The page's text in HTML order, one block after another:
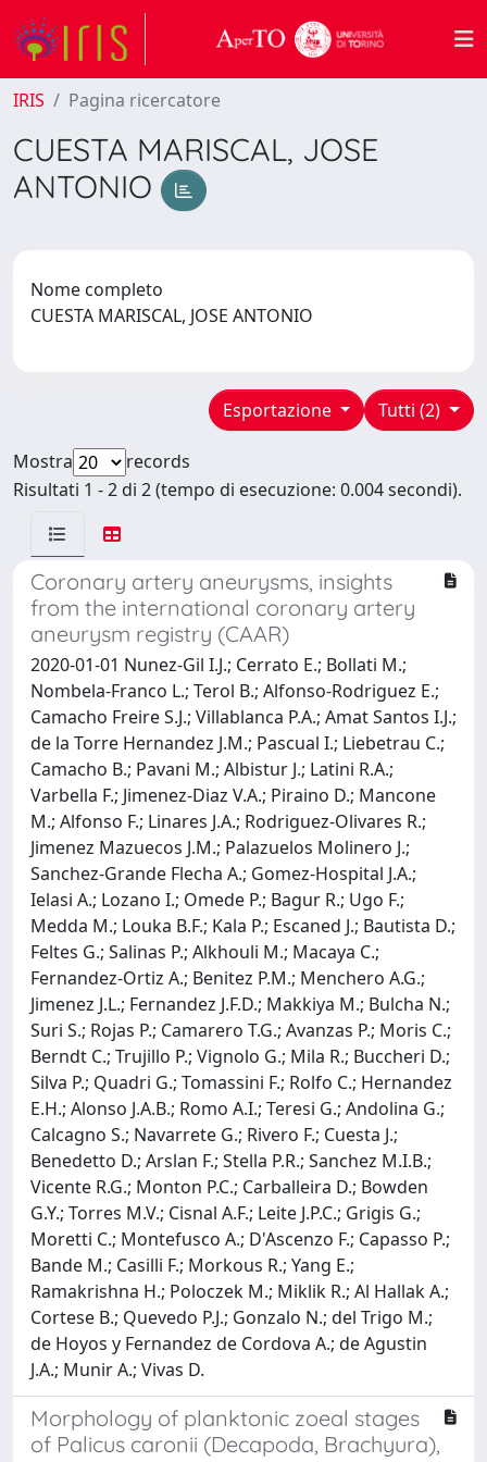
IRIS Pagina ricercatore
CUESTA MARISCAL, JOSE
ANTONIO
Nome completo
CUESTA MARISCAL, JOSE ANTONIO
Tutti (2)
Esportazione
Mostra
records
Risultati 1 - 2 di 2 (tempo di esecuzione: 0.004 secondi).
Coronary artery aneurysms, insights
from the international coronary artery
aneurysm registry (CAAR)
2020-01-01 Nunez-Gil I.J.; Cerrato E.; Bollati M.;
Nombela-Franco L.; Terol B.; Alfonso-Rodriguez E.;
Camacho Freire S.J.; Villablanca P.A.; Amat Santos I.J.;
de la Torre Hernandez J.M.; Pascual I.; Liebetrau C.;
Camacho B.; Pavani M.; Albistur J.; Latini R.A.;
Varbella F.; Jimenez-Diaz V.A.; Piraino D.; Mancone
M.; Alfonso F.; Linares J.A.; Rodriguez-Olivares R.;
Jimenez Mazuecos J.M.; Palazuelos Molinero J.;
Sanchez-Grande Flecha A.; Gomez-Hospital J.A.;
Ielasi A.; Lozano I.; Omede P.; Bagur R.; Ugo F.;
Medda M.; Louka B.F.; Kala P.; Escaned J.; Bautista D.;
Feltes G.; Salinas P.; Alkhouli M.; Macaya C.;
Fernandez-Ortiz A.; Benitez P.M.; Menchero A.G.;
Jimenez J.L.; Fernandez J.F.D.; Makkiya M.; Bulcha N.;
Suri S.; Rojas P.; Camarero T.G.; Avanzas P.; Moris C.;
Berndt C.; Trujillo P.; Vignolo G.; Mila R.; Buccheri D.;
Silva P.; Quadri G.; Tomassini F.; Rolfo C.; Hernandez
E.H.; Alonso J.A.B.; Romo A.I.; Teresi G.; Andolina G.;
Calcagno S.; Navarrete G.; Rivero F.; Cuesta J.;
Benedetto D.; Arslan F.; Stella P.R.; Sanchez M.I.B.;
Vicente R.G.; Monton P.C.; Carballeira D.; Bowden
G.Y.; Torres M.V.; Cisnal A.F.; Leite J.P.C.; Grigis G.;
Moretti C.; Montefusco A.; D'Ascenzo F.; Capasso P.;
Bande M.; Casilli F.; Morkous R.; Yang E.;
Ramakrishna H.; Poloczek M.; Miklik R.; Al Hallak A.;
Cortese B.; Quevedo P.J.; Gonzalo N.; del Trigo M.;
de Hoyos y Fernandez de Cordova A.; de Agustin
J.A.; Munir A.; Vivas D.
Morphology of planktonic zoeal stages
of Palicus caronii (Decapoda, Brachyura),